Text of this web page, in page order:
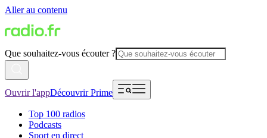
Aller au contenu
Que souhaitez-vous écouter ?
Ouvrir l'appDécouvrir Prime
Top 100 radios
Podcasts
Sport en direct